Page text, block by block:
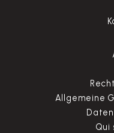
Allgemeine
Qui